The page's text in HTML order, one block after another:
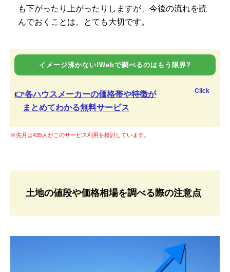
も下がったり上がったりしますが、今後の流れを読
んでおくことは、とても大切です。
イメージ沸かない!Webで調べるのはもう限界?
👉各ハウスメーカーの価格帯や特徴が
まとめてわかる無料サービス
Click
※先月は435人がこのサービス利用を検討しています。
土地の値段や価格相場を調べる際の注意点